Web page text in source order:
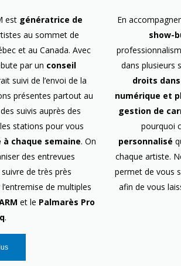
est génératrice de
au sommet de
et au Canada. Avec
par un conseil
suivi de l’envoi de la
présentes partout au
suivis auprès des
stations pour vous
chaque semaine. On
des entrevues
de très près
de multiples
et le Palmarès Pro
.
En
show-
dans plusieurs
droits
numérique et
gestion de
pourquoi
personnalisé
chaque artiste.
permet de vous
afin de vous